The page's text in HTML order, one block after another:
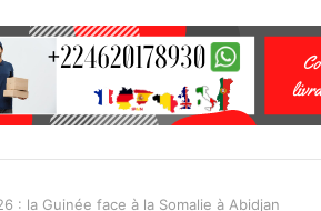
: la Guinée face à la Somalie à Abidjan